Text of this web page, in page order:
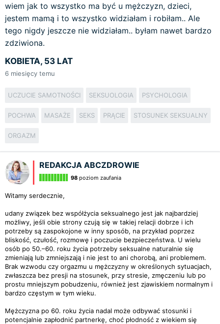
wiem jak to wszystko ma być u mężczyzn, dzieci,
jestem mamą i to wszystko widziałam i robiłam.. Ale
tego nigdy jeszcze nie widziałam.. byłam nawet bardzo
zdziwiona.
KOBIETA, 53 LAT
6 miesięcy temu
UCZUCIE SAMOTNOŚCI SEKSUOLOGIA PSYCHOLOGIA
POCHWA MASAŻE SEKS PRĄCIE STOSUNEK SEKSUALNY
ORGAZM
REDAKCJA ABCZDROWIE
98 poziom zaufania
Witamy serdecznie,
udany związek bez współżycia seksualnego jest jak najbardziej
możliwy, jeśli obie strony czują się w takiej relacji dobrze i ich
potrzeby są zaspokojone w inny sposób, na przykład poprzez
bliskość, czułość, rozmowę i poczucie bezpieczeństwa. U wielu
osób po 50.–60. roku życia potrzeby seksualne naturalnie się
zmieniają lub zmniejszają i nie jest to ani chorobą, ani problemem.
Brak wzwodu czy orgazmu u mężczyzny w określonych sytuacjach,
zwłaszcza bez presji na stosunek, przy stresie, zmęczeniu lub po
prostu mniejszym pobudzeniu, również jest zjawiskiem normalnym i
bardzo częstym w tym wieku.
Mężczyzna po 60. roku życia nadal może odbywać stosunki i
potencjalnie zapłodnić partnerkę, choć płodność z wiekiem się